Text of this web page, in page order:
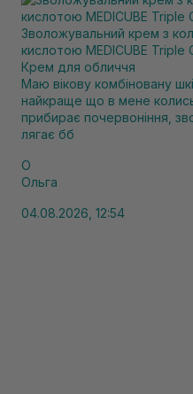
Зволожувальний крем з
кислотою MEDICUBE
Крем для обличчя
Маю вікову комбіновану
найкраще що в мене колись
прибирає почервоніння,
лягає бб
О
Ольга
04.08.2026, 12:54